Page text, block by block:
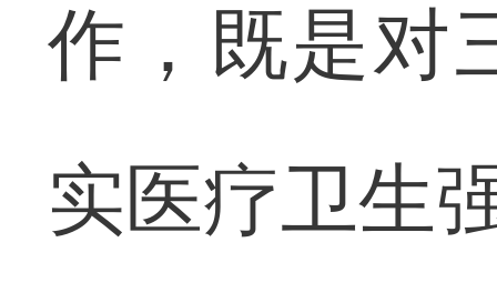
作，既是对
实医疗卫生